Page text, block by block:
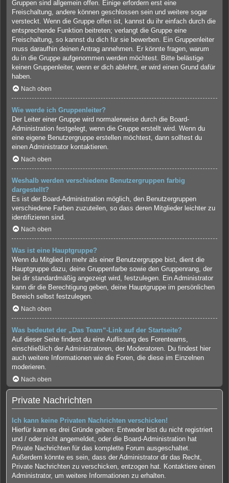
Gruppen sind allgemein offen. Einige erfordern erst eine
Freischaltung, andere können geschlossen sein und weitere sogar
versteckt. Wenn die Gruppe offen ist, kannst du ihr einfach durch die
entsprechende Funktion beitreten; verlangt die Gruppe eine
Freischaltung, so kannst du dich für sie bewerben. Ein Gruppenleiter
muss daraufhin deinen Antrag annehmen. Er könnte fragen, warum
du in die Gruppe aufgenommen werden möchtest. Bitte belästige
keinen Gruppenleiter, wenn er dich ablehnt, er wird einen Grund dafür
haben.
Nach oben
Wie werde ich Gruppenleiter?
Der Leiter einer Gruppe wird normalerweise durch die Board-
Administration festgelegt, wenn die Gruppe erstellt wird. Wenn du
eine eigene Benutzergruppe erstellen möchtest, dann solltest du
einen Administrator kontaktieren.
Nach oben
Weshalb werden verschiedene Benutzergruppen farbig
dargestellt?
Es ist der Board-Administration möglich, den Benutzergruppen
verschiedene Farben zuzuteilen, so dass deren Mitglieder leichter zu
identifizieren sind.
Nach oben
Was ist eine Hauptgruppe?
Wenn du Mitglied in mehr als einer Benutzergruppe bist, dient die
Hauptgruppe dazu, deine Gruppenfarbe sowie den Gruppenrang, der
bei dir standardmäßig angezeigt wird, festzulegen. Ein Administrator
kann dir die Berechtigung geben, deine Hauptgruppe im persönlichen
Bereich selbst festzulegen.
Nach oben
Was bedeutet der „Das Team“-Link auf der Startseite?
Auf dieser Seite findest du eine Auflistung des Forenteams,
einschließlich der Administratoren, der Moderatoren. Du findest hier
auch weitere Informationen wie die Foren, die diese im Einzelnen
moderieren.
Nach oben
Private Nachrichten
Ich kann keine Privaten Nachrichten verschicken!
Hierfür kann es drei Gründe geben: Entweder bist du nicht registriert
und / oder nicht angemeldet, oder die Board-Administration hat
Private Nachrichten für das komplette Forum ausgeschaltet.
Außerdem könnte es sein, dass der Administrator dir das Recht,
Private Nachrichten zu verschicken, entzogen hat. Kontaktiere einen
Administrator, um weitere Informationen zu erhalten.